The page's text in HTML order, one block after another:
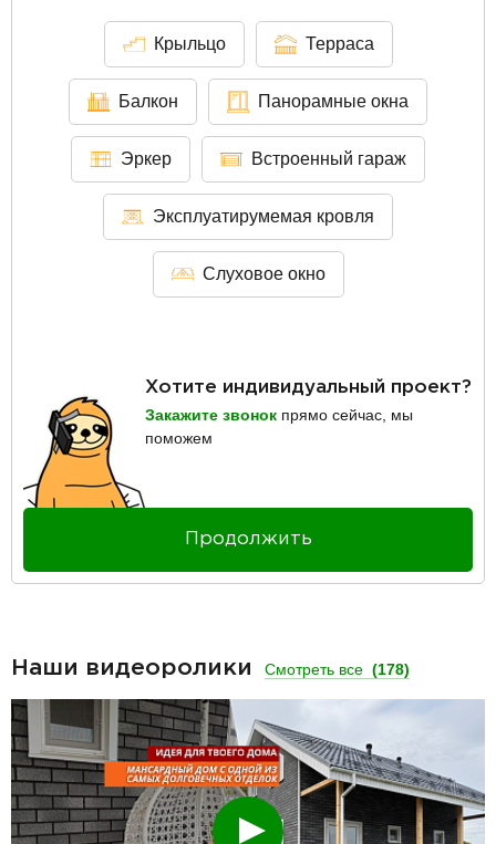
Крыльцо Терраса
Балкон Панорамные окна
Эркер Встроенный гараж
Эксплуатирумемая кровля
Слуховое окно
Хотите индивидуальный проект?
Закажите звонок прямо сейчас, мы
поможем
Продолжить
Наши видеоролики Смотреть все (178)
Смотреть